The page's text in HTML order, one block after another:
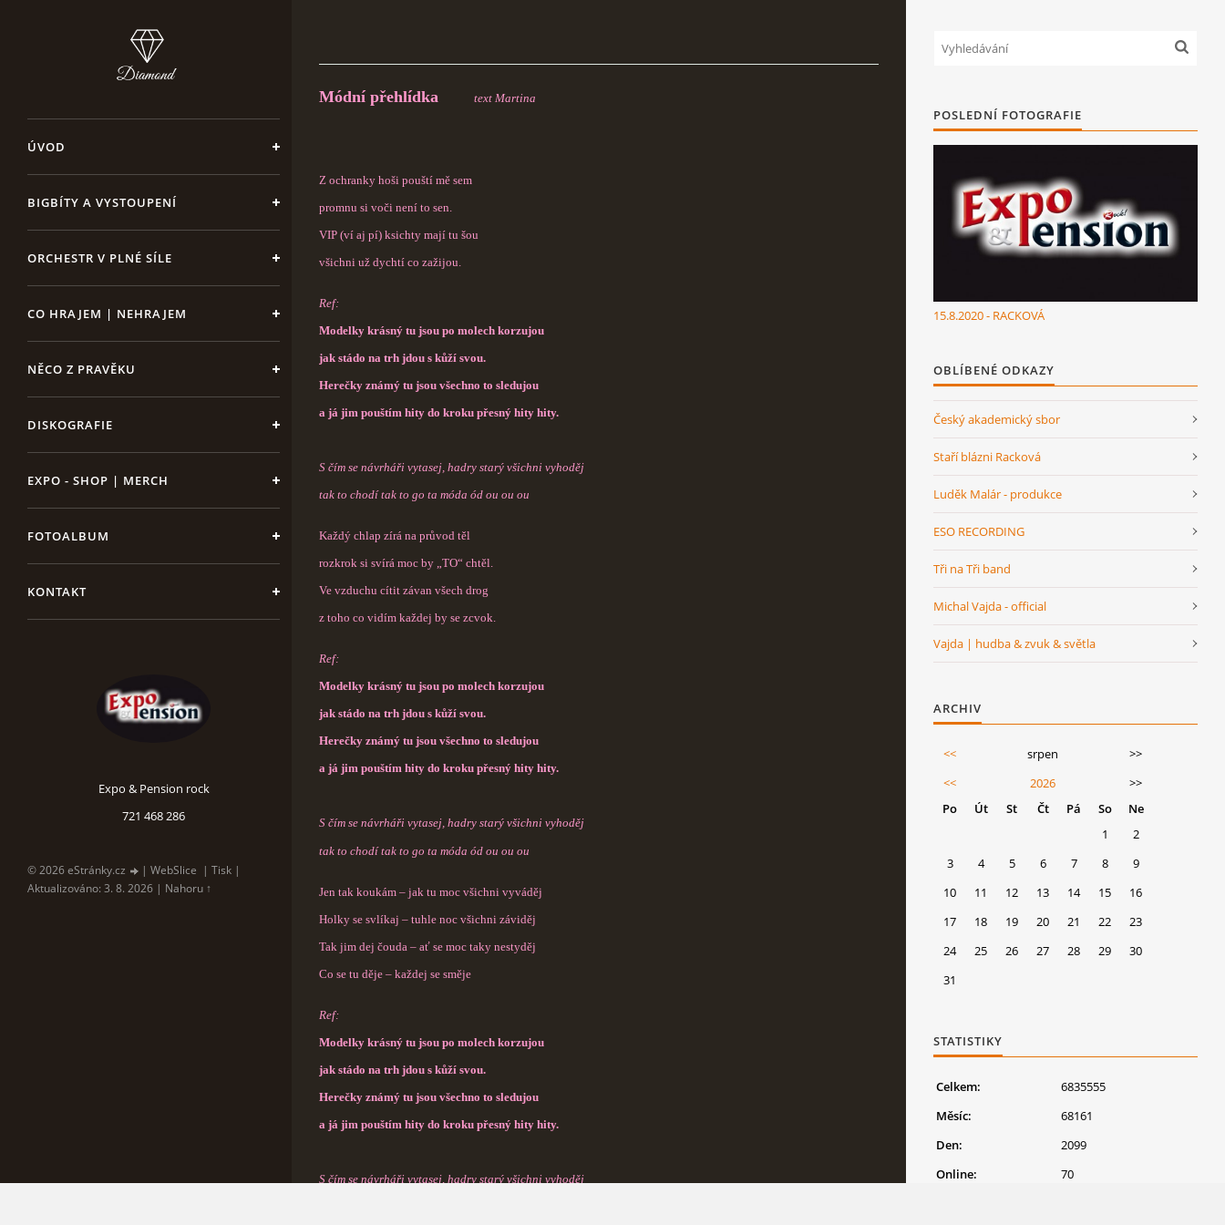
ÚVOD
BIGBÍTY A VYSTOUPENÍ
ORCHESTR V PLNÉ SÍLE
CO HRAJEM | NEHRAJEM
NĚCO Z PRAVĚKU
DISKOGRAFIE
EXPO - SHOP | MERCH
FOTOALBUM
KONTAKT
Expo & Pension rock
721 468 286
© 2026 eStránky.cz | WebSlice | Tisk |
Aktualizováno: 3. 8. 2026 | Nahoru ↑
Módní přehlídka text Martina
Z ochranky hoši pouští mě sem
promnu si voči není to sen.
VIP (ví aj pí) ksichty mají tu šou
všichni už dychtí co zažijou.
Ref:
Modelky krásný tu jsou po molech korzujou
jak stádo na trh jdou s kůží svou.
Herečky známý tu jsou všechno to sledujou
a já jim pouštím hity do kroku přesný hity hity.
S čím se návrháři vytasej, hadry starý všichni vyhoděj
tak to chodí tak to go ta móda ód ou ou ou
Každý chlap zírá na průvod těl
rozkrok si svírá moc by „TO“ chtěl.
Ve vzduchu cítit závan všech drog
z toho co vidím každej by se zcvok.
Ref:
Modelky krásný tu jsou po molech korzujou
jak stádo na trh jdou s kůží svou.
Herečky známý tu jsou všechno to sledujou
a já jim pouštím hity do kroku přesný hity hity.
S čím se návrháři vytasej, hadry starý všichni vyhoděj
tak to chodí tak to go ta móda ód ou ou ou
Jen tak koukám – jak tu moc všichni vyváděj
Holky se svlíkaj – tuhle noc všichni záviděj
Tak jim dej čouda – ať se moc taky nestyděj
Co se tu děje – každej se směje
Ref:
Modelky krásný tu jsou po molech korzujou
jak stádo na trh jdou s kůží svou.
Herečky známý tu jsou všechno to sledujou
a já jim pouštím hity do kroku přesný hity hity.
S čím se návrháři vytasej, hadry starý všichni vyhoděj
POSLEDNÍ FOTOGRAFIE
15.8.2020 - RACKOVÁ
OBLÍBENÉ ODKAZY
Český akademický sbor
Staří blázni Racková
Luděk Malár - produkce
ESO RECORDING
Tři na Tři band
Michal Vajda - official
Vajda | hudba & zvuk & světla
ARCHIV
<< srpen
>>
<<
2026
>>
Po
Út St Čt Pá So
Ne
1
2
3
4 5 6 7 8
9
10
11 12 13 14 15
16
17
18 19 20 21 22
23
24
25 26 27 28 29
30
31
STATISTIKY
Online: 70
Celkem:
6835555
Měsíc:
68161
Den:
2099